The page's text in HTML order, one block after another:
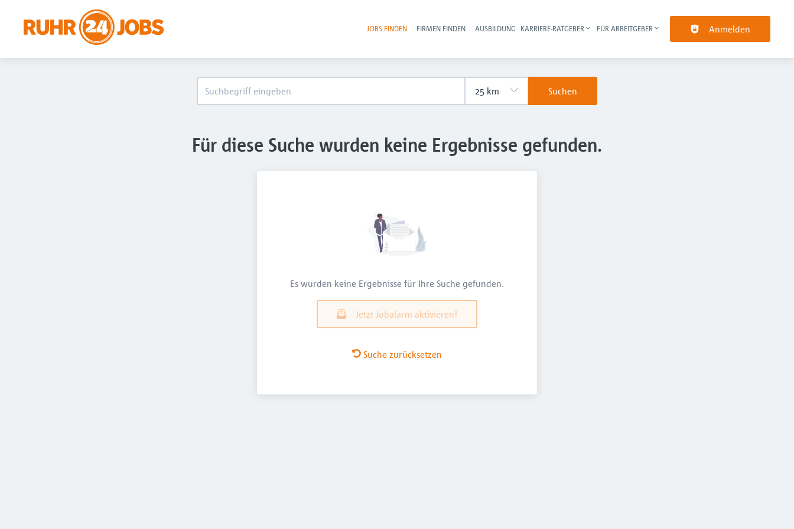
Haupt-Navigation
JOBS FINDEN FIRMEN FINDEN AUSBILDUNG KARRIERE-RATGEBER FÜR ARBEITGEBER Anmelden
Suchen
Für diese Suche wurden keine Ergebnisse gefunden.
Es wurden keine Ergebnisse für Ihre Suche gefunden.
Jetzt Jobalarm aktivieren!
Suche zurücksetzen